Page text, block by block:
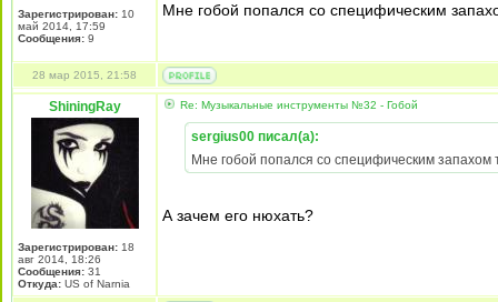
Зарегистрирован: 10
май 2014, 17:59
Сообщения: 9
Мне гобой попался со специфическим
28 мар 2015, 21:58
ShiningRay
Зарегистрирован: 18
авг 2014, 18:26
Сообщения: 31
Откуда: US of Narnia
Re: Музыкальные инструменты №32 - Гобой
sergius00 писал(а):
Мне гобой попался со специфическим запахом
А зачем его нюхать?